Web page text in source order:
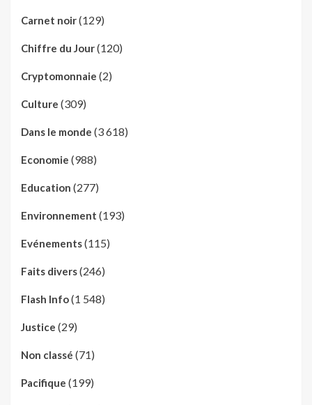
Carnet noir(129)
Chiffre du Jour(120)
Cryptomonnaie (2)
Culture (309)
Dans le monde (3 618)
Economie (988)
Education (277)
Environnement (193)
Evénements(115)
Faits divers(246)
Flash Info(1 548)
Justice (29)
Non classé (71)
Pacifique (199)